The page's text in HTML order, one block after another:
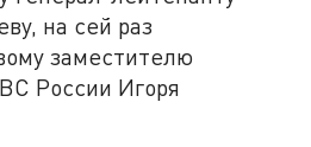
на сей раз
заместителю
России Игоря